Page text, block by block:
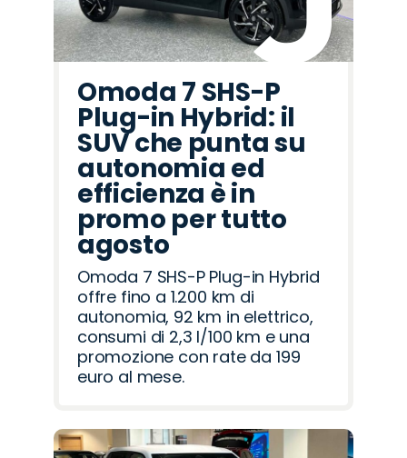
Omoda 7 SHS-P
Plug-in Hybrid: il
SUV che punta su
autonomia ed
efficienza è in
promo per tutto
agosto
Omoda 7 SHS-P Plug-in Hybrid
offre fino a 1.200 km di
autonomia, 92 km in elettrico,
consumi di 2,3 l/100 km e una
promozione con rate da 199
euro al mese.